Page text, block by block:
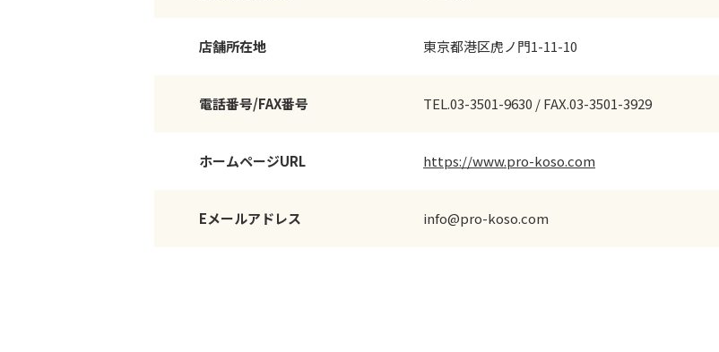
店舗所在地 東京都港区虎ノ門1-11-10
電話番号/FAX番号 TEL.03-3501-9630 / FAX.03-3501-3929
ホームページURL https://www.pro-koso.com
Eメールアドレス info@pro-koso.com